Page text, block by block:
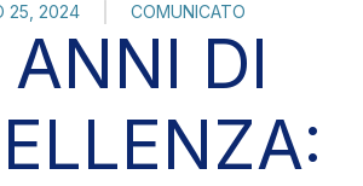
25, 2024 COMUNICATO
DI